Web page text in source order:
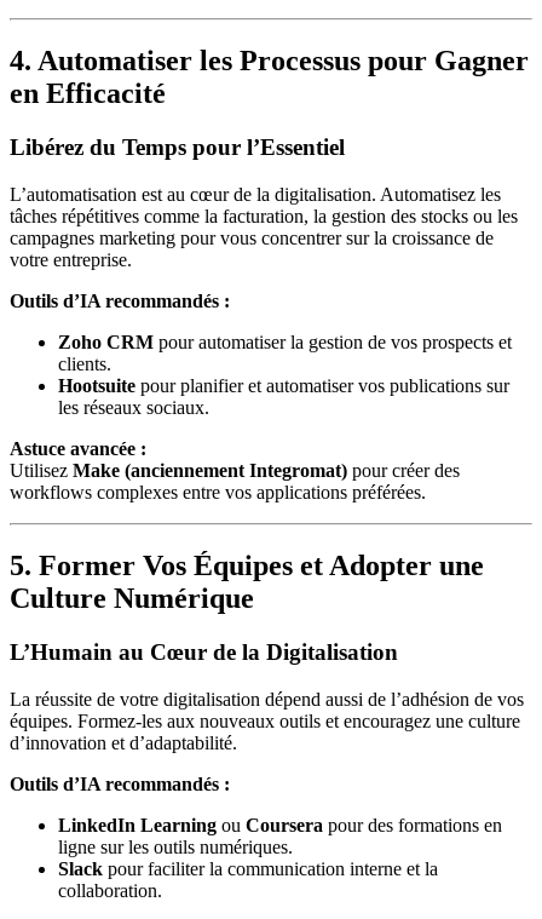
4. Automatiser les Processus pour Gagner
en Efficacité
Libérez du Temps pour l’Essentiel
L’automatisation est au cœur de la digitalisation. Automatisez les
tâches répétitives comme la facturation, la gestion des stocks ou les
campagnes marketing pour vous concentrer sur la croissance de
votre entreprise.
Outils d’IA recommandés :
Zoho CRM pour automatiser la gestion de vos prospects et
clients.
Hootsuite pour planifier et automatiser vos publications sur
les réseaux sociaux.
Astuce avancée :
Utilisez Make (anciennement Integromat) pour créer des
workflows complexes entre vos applications préférées.
5. Former Vos Équipes et Adopter une
Culture Numérique
L’Humain au Cœur de la Digitalisation
La réussite de votre digitalisation dépend aussi de l’adhésion de vos
équipes. Formez-les aux nouveaux outils et encouragez une culture
d’innovation et d’adaptabilité.
Outils d’IA recommandés :
LinkedIn Learning ou Coursera pour des formations en
ligne sur les outils numériques.
Slack pour faciliter la communication interne et la
collaboration.